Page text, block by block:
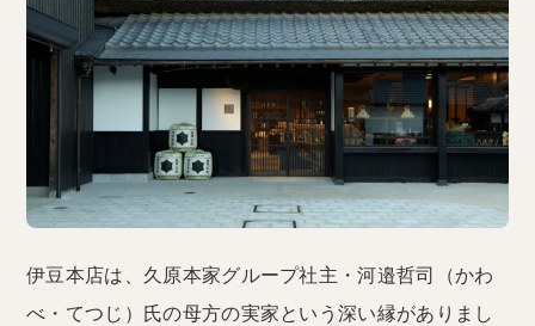
伊豆本店は、久原本家グループ社主・河邉哲司（かわ
べ・てつじ）氏の母方の実家という深い縁がありまし